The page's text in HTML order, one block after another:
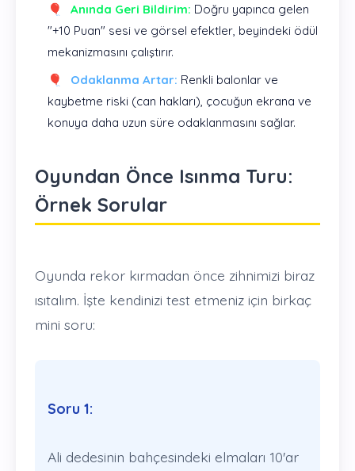
Anında Geri Bildirim: Doğru yapınca gelen
"+10 Puan" sesi ve görsel efektler, beyindeki ödül
mekanizmasını çalıştırır.
Odaklanma Artar: Renkli balonlar ve
kaybetme riski (can hakları), çocuğun ekrana ve
konuya daha uzun süre odaklanmasını sağlar.
Oyundan Önce Isınma Turu:
Örnek Sorular
Oyunda rekor kırmadan önce zihnimizi biraz
ısıtalım. İşte kendinizi test etmeniz için birkaç
mini soru:
Soru 1:
Ali dedesinin bahçesindeki elmaları 10'ar